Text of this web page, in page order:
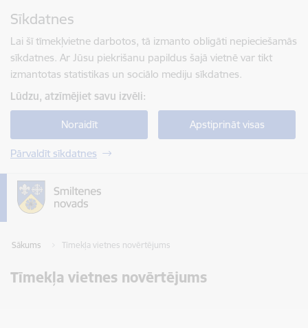
Sīkdatnes
Lai šī tīmekļvietne darbotos, tā izmanto obligāti nepieciešamās
sīkdatnes. Ar Jūsu piekrišanu papildus šajā vietnē var tikt
izmantotas statistikas un sociālo mediju sīkdatnes.
Lūdzu, atzīmējiet savu izvēli:
Noraidīt Apstiprināt visas
Pārvaldīt sīkdatnes
Sākums Tīmekļa vietnes novērtējums
Tīmekļa vietnes novērtējums